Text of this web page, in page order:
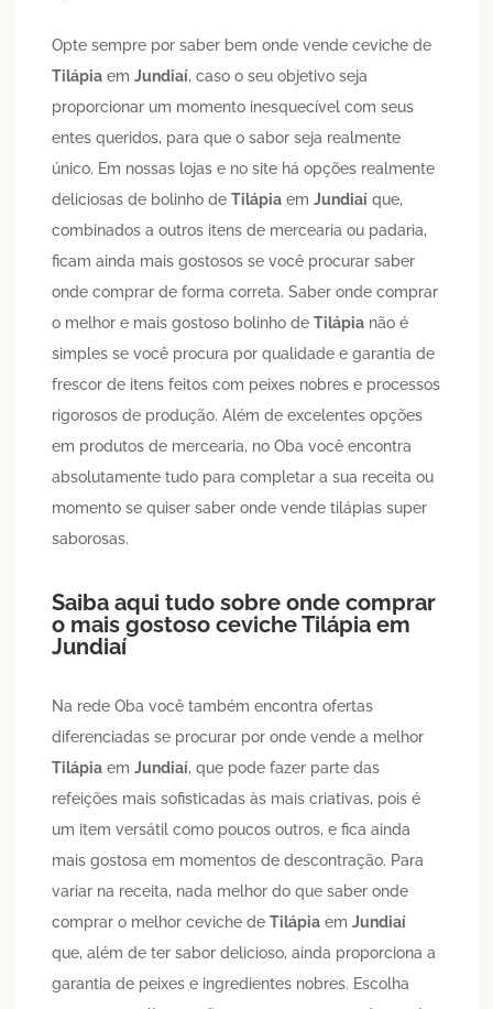
Opte sempre por saber bem onde vende ceviche de
Tilápia emJundiaí, caso o seu objetivo seja
proporcionar um momento inesquecível com seus
entes queridos, para que o sabor seja realmente
único. Em nossas lojas e no site há opções realmente
deliciosas de bolinho deTilápia emJundiaí que,
combinados a outros itens de mercearia ou padaria,
ficam ainda mais gostosos se você procurar saber
onde comprar de forma correta. Saber onde comprar
o melhor e mais gostoso bolinho deTilápia não é
simples se você procura por qualidade e garantia de
frescor de itens feitos com peixes nobres e processos
rigorosos de produção. Além de excelentes opções
em produtos de mercearia, no Oba você encontra
absolutamente tudo para completar a sua receita ou
momento se quiser saber onde vende tilápias super
saborosas.
Saiba aqui tudo sobre onde comprar
o mais gostoso cevicheTilápia em
Jundiaí
Na rede Oba você também encontra ofertas
diferenciadas se procurar por onde vende a melhor
Tilápia emJundiaí, que pode fazer parte das
refeições mais sofisticadas às mais criativas, pois é
um item versátil como poucos outros, e fica ainda
mais gostosa em momentos de descontração. Para
variar na receita, nada melhor do que saber onde
comprar o melhor ceviche deTilápia emJundiaí
que, além de ter sabor delicioso, ainda proporciona a
garantia de peixes e ingredientes nobres. Escolha